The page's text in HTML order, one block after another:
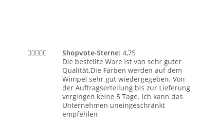
Shopvote-Sterne: 4,75
Die bestellte Ware ist von sehr guter
Qualität.Die Farben werden auf dem
Wimpel sehr gut wiedergegeben. Von
der Auftragserteilung bis zur Lieferung
vergingen keine 5 Tage. Ich kann das
Unternehmen uneingeschränkt
empfehlen